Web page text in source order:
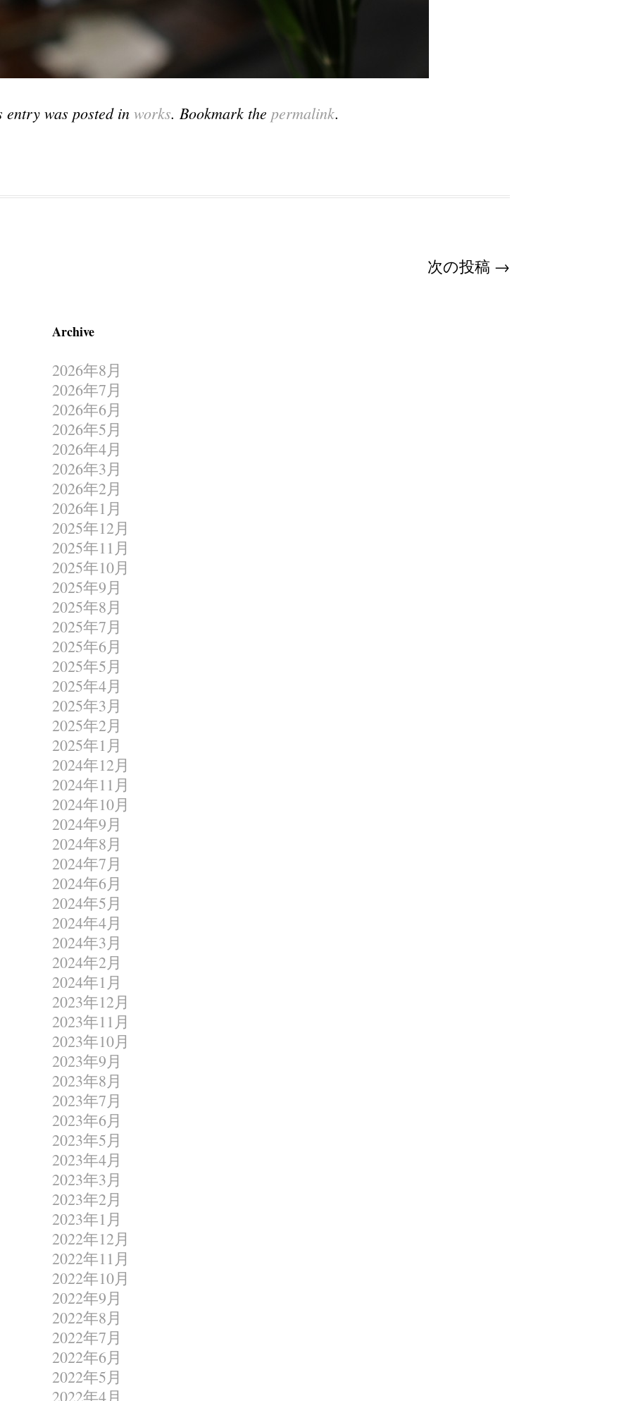
entry was posted in works. Bookmark the permalink.
次の投稿 →
Archive
2026年8月
2026年7月
2026年6月
2026年5月
2026年4月
2026年3月
2026年2月
2026年1月
2025年12月
2025年11月
2025年10月
2025年9月
2025年8月
2025年7月
2025年6月
2025年5月
2025年4月
2025年3月
2025年2月
2025年1月
2024年12月
2024年11月
2024年10月
2024年9月
2024年8月
2024年7月
2024年6月
2024年5月
2024年4月
2024年3月
2024年2月
2024年1月
2023年12月
2023年11月
2023年10月
2023年9月
2023年8月
2023年7月
2023年6月
2023年5月
2023年4月
2023年3月
2023年2月
2023年1月
2022年12月
2022年11月
2022年10月
2022年9月
2022年8月
2022年7月
2022年6月
2022年5月
2022年4月